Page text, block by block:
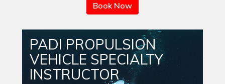
Book Now
PADI PROPULSION
VEHICLE SPECIALTY
INSTRUCTOR